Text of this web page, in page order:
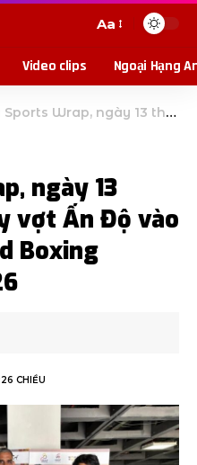
Aa
Video clips Ngoại Hạng
13 tháng 3: Năm tay vợt Ấn Độ vào bán kết tại World Boxing Futures Cup 2026
ngày 13
vợt Ấn Độ vào
Boxing
CHIỀU